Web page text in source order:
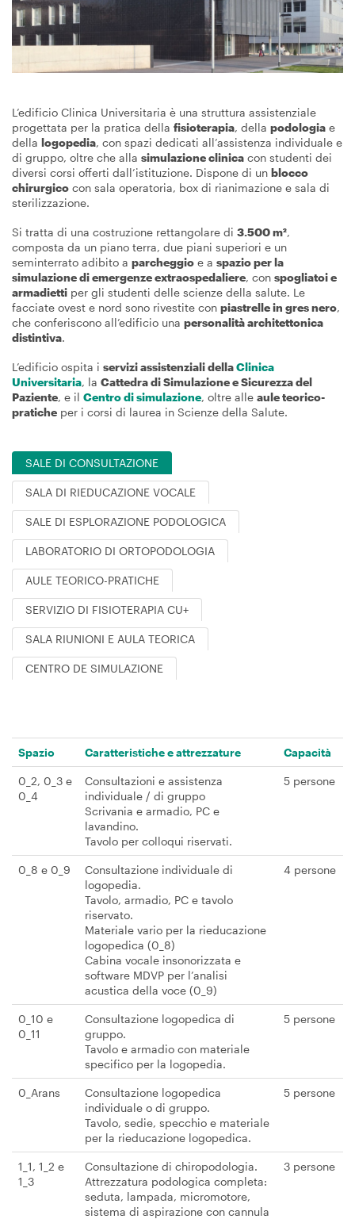
L’edificio Clinica Universitaria è una struttura assistenziale
progettata per la pratica della fisioterapia, della podologia e
della logopedia, con spazi dedicati all’assistenza individuale e
di gruppo, oltre che alla simulazione clinica con studenti dei
diversi corsi offerti dall’istituzione. Dispone di un blocco
chirurgico con sala operatoria, box di rianimazione e sala di
sterilizzazione.
Si tratta di una costruzione rettangolare di 3.500 m²,
composta da un piano terra, due piani superiori e un
seminterrato adibito a parcheggio e a spazio per la
simulazione di emergenze extraospedaliere, con spogliatoi e
armadietti per gli studenti delle scienze della salute. Le
facciate ovest e nord sono rivestite con piastrelle in gres nero,
che conferiscono all’edificio una personalità architettonica
distintiva.
L’edificio ospita i servizi assistenziali dellaClinica
Universitaria, la Cattedra di Simulazione e Sicurezza del
Paziente, e il Centro di simulazione, oltre alle aule teorico-
pratiche per i corsi di laurea in Scienze della Salute.
SALE DI CONSULTAZIONE
SALA DI RIEDUCAZIONE VOCALE
SALE DI ESPLORAZIONE PODOLOGICA
LABORATORIO DI ORTOPODOLOGIA
AULE TEORICO-PRATICHE
SERVIZIO DI FISIOTERAPIA CU+
SALA RIUNIONI E AULA TEORICA
CENTRO DE SIMULAZIONE
Spazio Caratteristiche e attrezzature Capacità
0_2, 0_3 e
0_4
Consultazioni e assistenza
individuale / di gruppo
Scrivania e armadio, PC e
lavandino.
Tavolo per colloqui riservati.
5 persone
0_8 e 0_9
Consultazione individuale di
logopedia.
Tavolo, armadio, PC e tavolo
riservato.
Materiale vario per la rieducazione
logopedica (0_8)
Cabina vocale insonorizzata e
software MDVP per l’analisi
acustica della voce (0_9)
4 persone
0_10 e
0_11
Consultazione logopedica di
gruppo.
Tavolo e armadio con materiale
specifico per la logopedia.
5 persone
0_Arans
Consultazione logopedica
individuale o di gruppo.
Tavolo, sedie, specchio e materiale
per la rieducazione logopedica.
5 persone
1_1, 1_2 e
1_3
Consultazione di chiropodologia.
Attrezzatura podologica completa:
seduta, lampada, micromotore,
sistema di aspirazione con cannula
3 persone